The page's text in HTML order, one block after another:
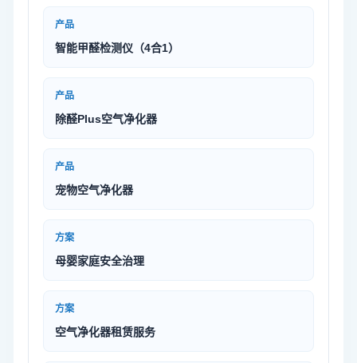
产品
智能甲醛检测仪（4合1）
产品
除醛Plus空气净化器
产品
宠物空气净化器
方案
母婴家庭安全治理
方案
空气净化器租赁服务